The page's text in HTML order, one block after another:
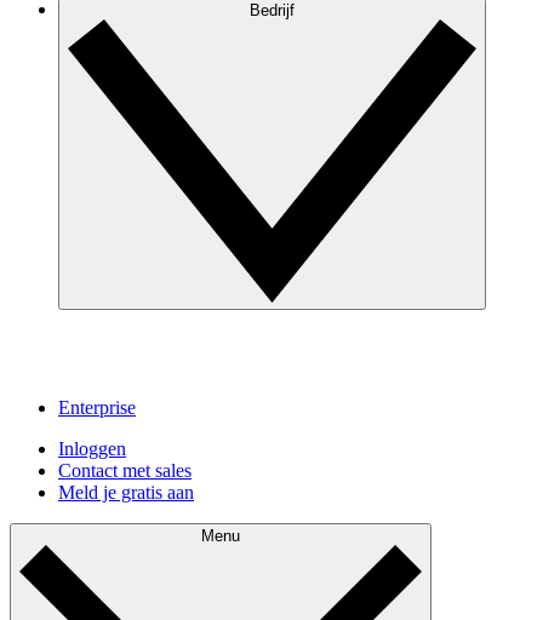
Bedrijf
Enterprise
Inloggen
Contact met sales
Meld je gratis aan
Menu